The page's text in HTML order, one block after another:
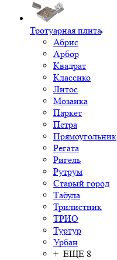
Тротуарная плита
Абрис
Арбор
Квадрат
Классико
Литос
Мозаика
Паркет
Петра
Прямоугольник
Регата
Ригель
Рутрум
Старый город
Табула
Трилистник
ТРИО
Туртур
Урбан
+ ЕЩЕ 8